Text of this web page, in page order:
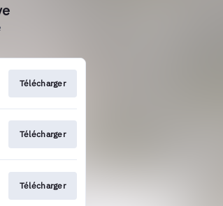
Télécharger
Télécharger
Télécharger